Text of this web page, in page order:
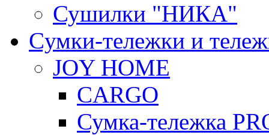
Сушилки "НИКА"
Cумки-тележки и
JOY HOME
CARGO
Сумка-тележка